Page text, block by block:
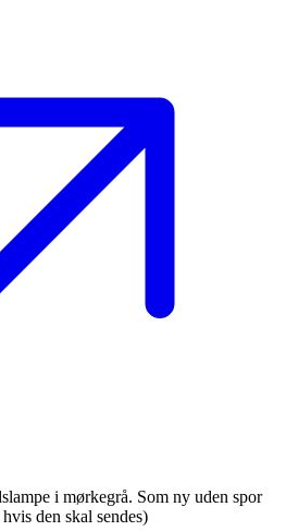
i mørkegrå. Som ny uden spor
den skal sendes)